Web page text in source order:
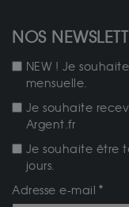
NOS
NEW ! Je
mensuelle.
Je souhaite
Argent.fr
Je souhaite être
jours.
Adresse e-mail